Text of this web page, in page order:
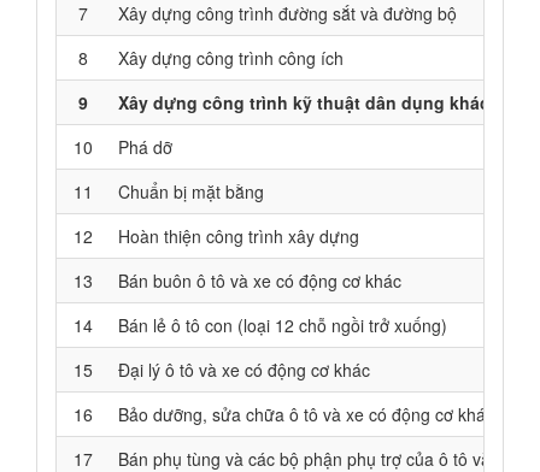
7
Xây dựng công trình đường sắt và đường bộ
8
Xây dựng công trình công ích
9
Xây dựng công trình kỹ thuật dân dụng khác
10
Phá dỡ
11
Chuẩn bị mặt bằng
12
Hoàn thiện công trình xây dựng
13
Bán buôn ô tô và xe có động cơ khác
14
Bán lẻ ô tô con (loại 12 chỗ ngồi trở xuống)
15
Đại lý ô tô và xe có động cơ khác
16
Bảo dưỡng, sửa chữa ô tô và xe có động cơ khác
17
Bán phụ tùng và các bộ phận phụ trợ của ô tô và xe